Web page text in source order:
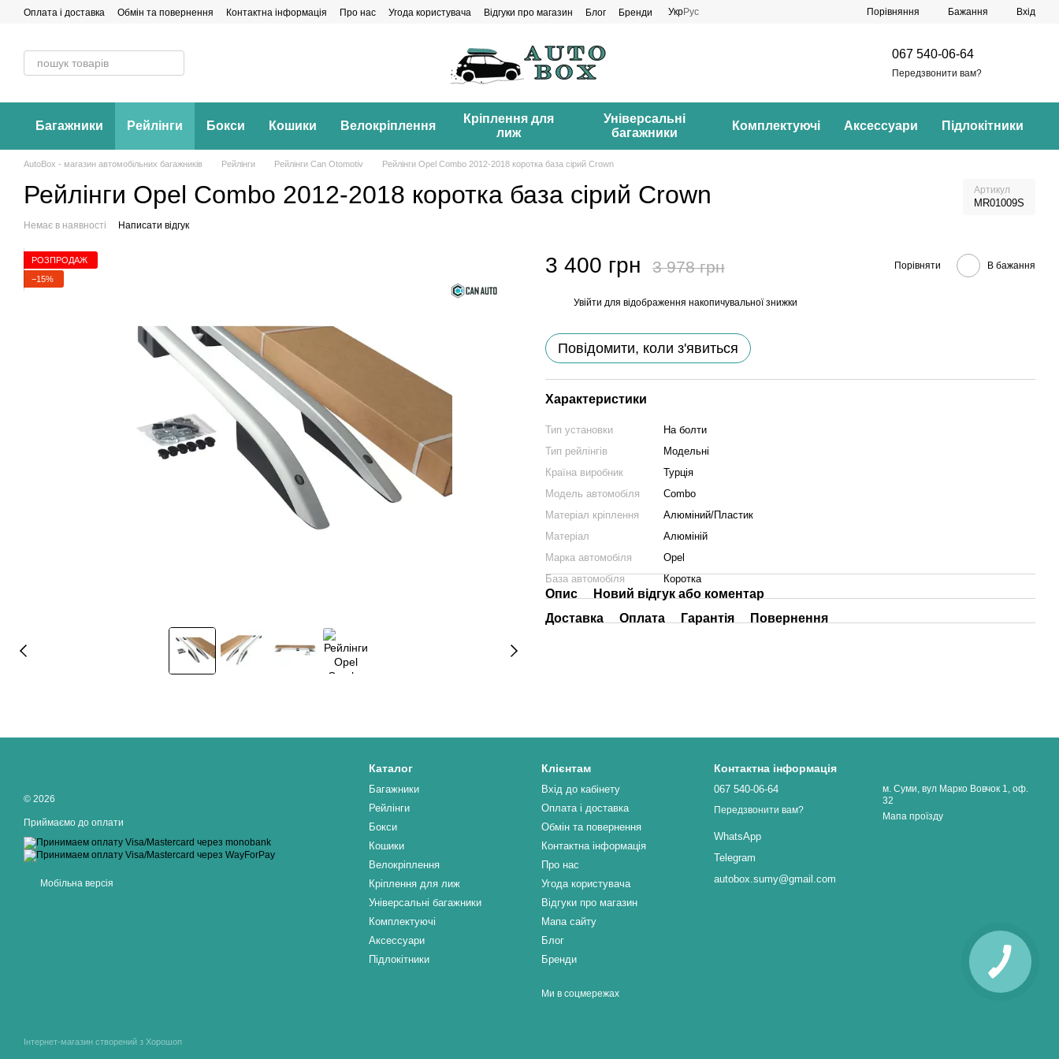
Перейти до основного контенту
Оплата і доставка Обмін та повернення Контактна інформація Про нас Угода користувача Відгуки про магазин Блог Бренди УкрРус Порівняння Бажання Вхід
067 540-06-64
Передзвонити вам?
Багажники Рейлінги Бокси Кошики Велокріплення
Кріплення для
лиж
Універсальні
багажники
Комплектуючі Аксессуари Підлокітники
AutoBox - магазин автомобільних багажників Рейлінги Рейлінги Can Otomotiv Рейлінги Opel Combo 2012-2018 коротка база сірий Crown
Рейлінги Opel Combo 2012-2018 коротка база сірий Crown Артикул
MR01009S
Немає в наявності Написати відгук
РОЗПРОДАЖ
−15%
3 400 грн 3 978 грн Порівняти В бажання
Увійти для відображення накопичувальної знижки
Повідомити, коли з'явиться
Характеристики
Тип установки
На болти
Тип рейлінгів
Модельні
Країна виробник
Турція
Модель автомобіля
Combo
Матеріал кріплення
Алюміний/Пластик
Матеріал
Алюміній
Марка автомобіля
Opel
База автомобіля
Коротка
Опис
Новий відгук або коментар
Доставка
Оплата Гарантія Повернення
© 2026
Приймаємо до оплати
Мобільна версія
Інтернет-магазин створений з Хорошоп
Каталог
Багажники
Рейлінги
Бокси
Кошики
Велокріплення
Кріплення для лиж
Універсальні багажники
Комплектуючі
Аксессуари
Підлокітники
Клієнтам
Вхід до кабінету
Оплата і доставка
Обмін та повернення
Контактна інформація
Про нас
Угода користувача
Відгуки про магазин
Мапа сайту
Блог
Бренди
Ми в соцмережах
Контактна інформація
067 540-06-64
Передзвонити вам?
WhatsApp
Telegram
autobox.sumy@gmail.com
м. Суми, вул Марко Вовчок 1, оф.
32
Мапа проїзду